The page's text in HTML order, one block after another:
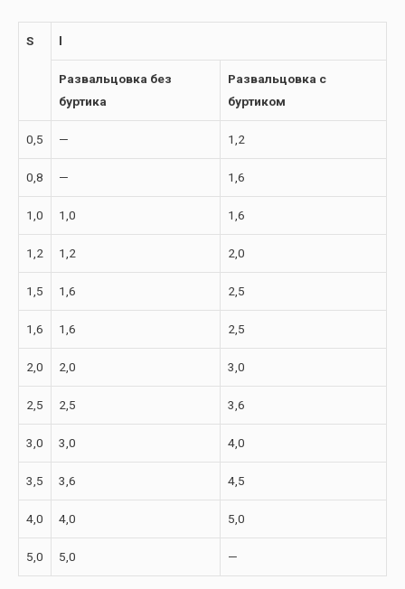
S l
Развальцовка без
буртика
Развальцовка с
буртиком
0,5 — 1,2
0,8 — 1,6
1,0 1,0 1,6
1,2 1,2 2,0
1,5 1,6 2,5
1,6 1,6 2,5
2,0 2,0 3,0
2,5 2,5 3,6
3,0 3,0 4,0
3,5 3,6 4,5
4,0 4,0 5,0
5,0 5,0 —